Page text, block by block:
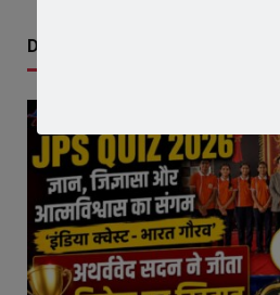
Don't Miss